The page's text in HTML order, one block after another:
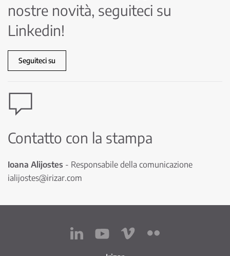
nostre novità, seguiteci su
Linkedin!
Seguiteci su
Contatto con la stampa
Ioana Alijostes - Responsabile della comunicazione
ialijostes@irizar.com